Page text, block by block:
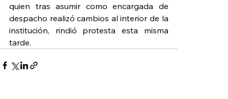
quien tras asumir como encargada de
despacho realizó cambios al interior de la
institución, rindió protesta esta misma
tarde.